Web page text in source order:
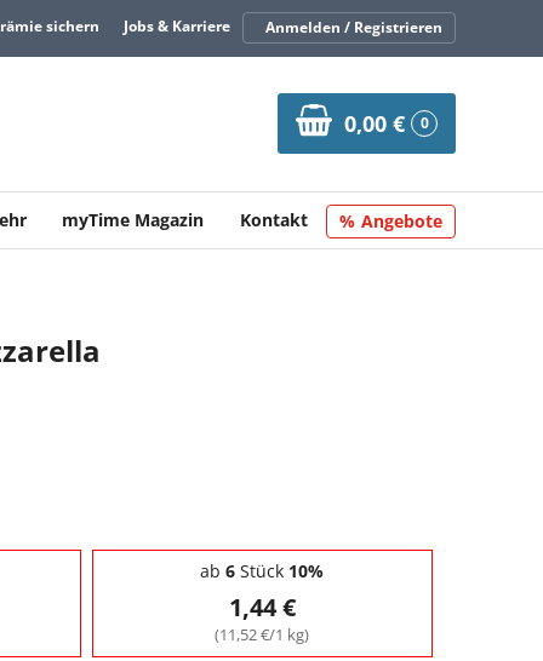
sichern Jobs & Karriere Anmelden / Registrieren
0,00 € 0
myTime Magazin Kontakt Angebote
ab 6 Stück 10%
1,44 €
(11,52 €/1 kg)